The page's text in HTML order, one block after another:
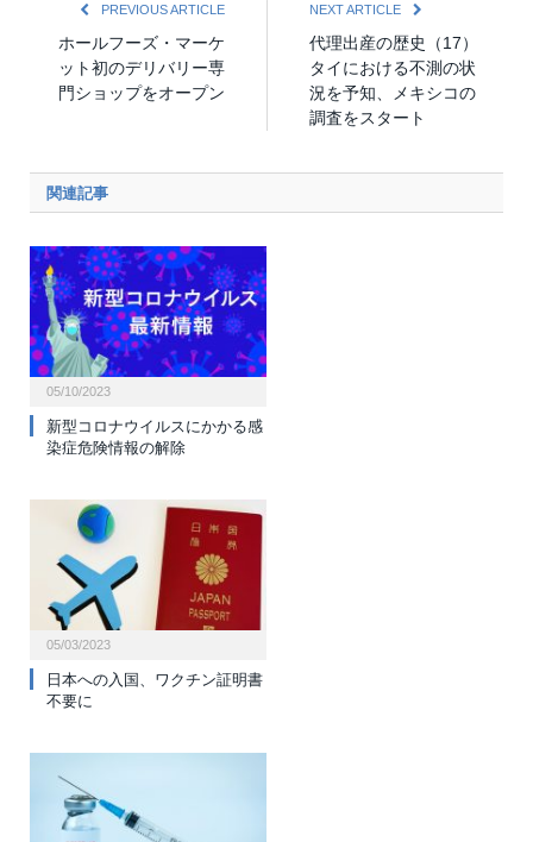
PREVIOUS ARTICLE
ホールフーズ・マーケ
ット初のデリバリー専
門ショップをオープン
NEXT ARTICLE
代理出産の歴史（17）
タイにおける不測の状
況を予知、メキシコの
調査をスタート
関連記事
05/10/2023
新型コロナウイルスにかかる感
染症危険情報の解除
05/03/2023
日本への入国、ワクチン証明書
不要に